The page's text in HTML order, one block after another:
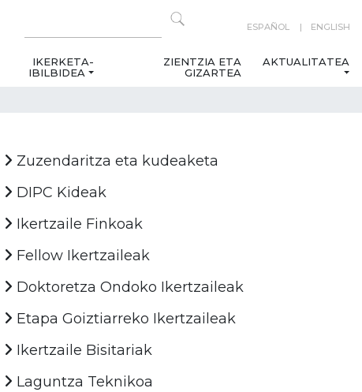
ESPAÑOL ENGLISH
IKERKETA-
IBILBIDEA
ZIENTZIA ETA
GIZARTEA
AKTUALITATEA
Zuzendaritza eta kudeaketa
DIPC Kideak
Ikertzaile Finkoak
Fellow Ikertzaileak
Doktoretza Ondoko Ikertzaileak
Etapa Goiztiarreko Ikertzaileak
Ikertzaile Bisitariak
Laguntza Teknikoa